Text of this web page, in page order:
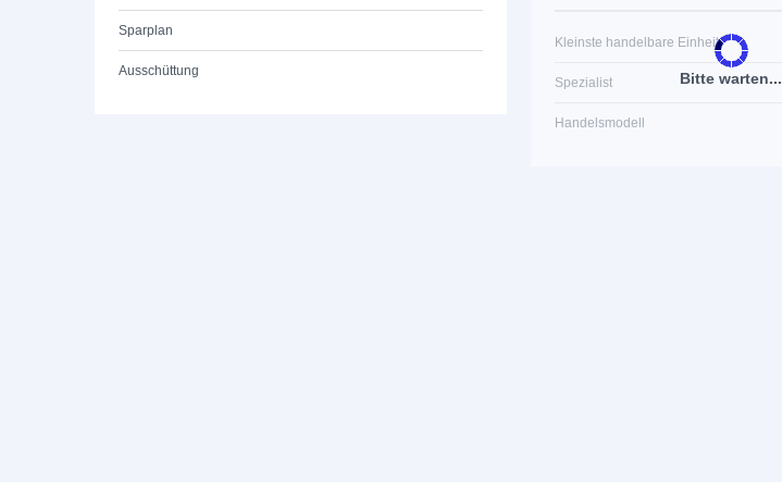
Sparplan
Ausschüttung Bitte warten...
Kleinste handelbare Einheit
Spezialist
Handelsmodell